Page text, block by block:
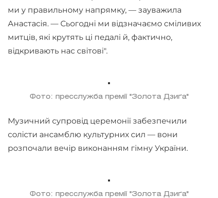
ми у правильному напрямку, — зауважила
Анастасія. — Сьогодні ми відзначаємо сміливих
митців, які крутять ці педалі й, фактично,
відкривають нас світові".
Фото: пресслужба премії "Золота Дзиґа"
Музичний супровід церемонії забезпечили
солісти ансамблю культурних сил — вони
розпочали вечір виконанням гімну України.
Фото: пресслужба премії "Золота Дзиґа"